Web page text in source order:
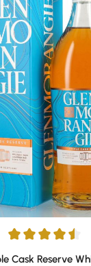
out of 5 stars
Cask Reserve